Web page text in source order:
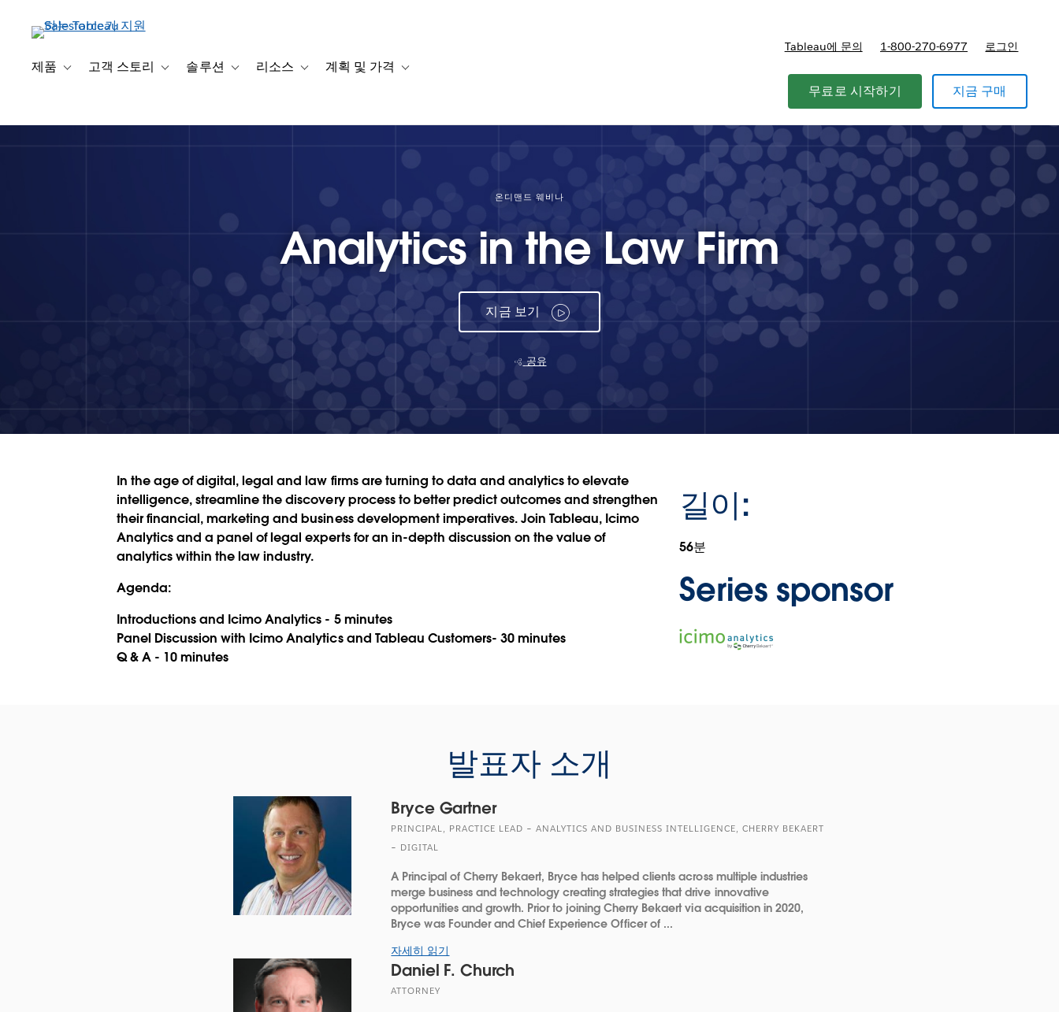
건
제품 Toggle sub-navigation for 제품
고객 스토리 Toggle sub-navigation for 고객 스토리
솔루션 Toggle sub-navigation for 솔루션
리소스 Toggle sub-navigation for 리소스
계획 및 가격 Toggle sub-navigation for 계획 및 가격
Tableau에 문의 1-800-270-6977 로그인
무료로 시작하기 지금 구매
온디맨드 웨비나
Analytics in the Law Firm
지금 보기
공유
In the age of digital, legal and law firms are turning to data and analytics to elevate
intelligence, streamline the discovery process to better predict outcomes and strengthen
their financial, marketing and business development imperatives. Join Tableau, Icimo
Analytics and a panel of legal experts for an in-depth discussion on the value of
analytics within the law industry.
Agenda:
Introductions and Icimo Analytics - 5 minutes
Panel Discussion with Icimo Analytics and Tableau Customers- 30 minutes
Q & A - 10 minutes
길이:
56분
Series sponsor
Opens
발표자 소개
Bryce Gartner
PRINCIPAL, PRACTICE LEAD – ANALYTICS AND BUSINESS INTELLIGENCE, CHERRY BEKAERT
– DIGITAL
A Principal of Cherry Bekaert, Bryce has helped clients across multiple industries
merge business and technology creating strategies that drive innovative
opportunities and growth. Prior to joining Cherry Bekaert via acquisition in 2020,
Bryce was Founder and Chief Experience Officer of ...
자세히 읽기
Daniel F. Church
ATTORNEY